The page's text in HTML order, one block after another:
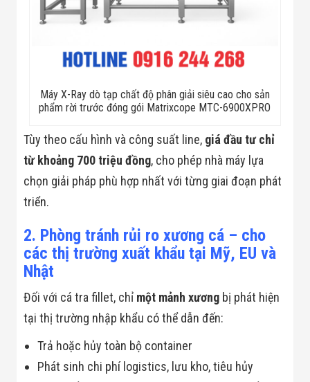
Trường Học
Dự Án Ngành
Dự Án Ngành
Công An - Quân
Dự Án Khối Nhà
Máy
Xưởng -
Logistics
Tin Tức
Tin Công Nghệ
Tin Khuyến Mãi
Máy X-Ray dò tạp chất độ phân giải siêu cao cho sản
phẩm rời trước đóng gói Matrixcope MTC-6900XPRO
Tùy theo cấu hình và công suất line, giá đầu tư chỉ
từ khoảng 700 triệu đồng, cho phép nhà máy lựa
chọn giải pháp phù hợp nhất với từng giai đoạn phát
triển.
2. Phòng tránh rủi ro xương cá – cho
các thị trường xuất khẩu tại Mỹ, EU và
Nhật
Đối với cá tra fillet, chỉ một mảnh xương bị phát hiện
tại thị trường nhập khẩu có thể dẫn đến:
Trả hoặc hủy toàn bộ container
Phát sinh chi phí logistics, lưu kho, tiêu hủy